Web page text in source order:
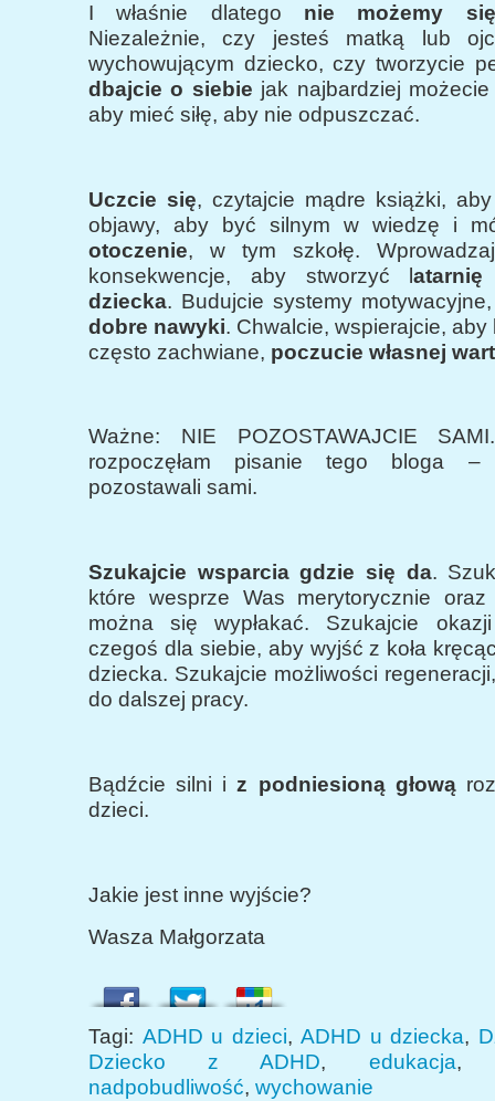
I właśnie dlatego nie możemy
Niezależnie, czy jesteś matką lub
wychowującym dziecko, czy tworzycie
dbajcie o siebie jak najbardziej
aby mieć siłę, aby nie odpuszczać.
Uczcie się, czytajcie mądre książki,
objawy, aby być silnym w wiedzę i
otoczenie, w tym szkołę.
konsekwencje, aby stworzyć l
dziecka. Budujcie systemy
dobre nawyki. Chwalcie, wspierajcie, aby
często zachwiane, poczucie własnej
Ważne: NIE POZOSTAWAJCIE
rozpoczęłam pisanie tego bloga
pozostawali sami.
Szukajcie wsparcia gdzie się da.
które wesprze Was merytorycznie
można się wypłakać. Szukajcie
czegoś dla siebie, aby wyjść z koła
dziecka. Szukajcie możliwości
do dalszej pracy.
Bądźcie silni iz podniesioną głową
dzieci.
Jakie jest inne wyjście?
Wasza Małgorzata
Tagi: ADHD u dzieci,ADHD u dziecka,
Dziecko z ADHD, edukacja
nadpobudliwość, wychowanie